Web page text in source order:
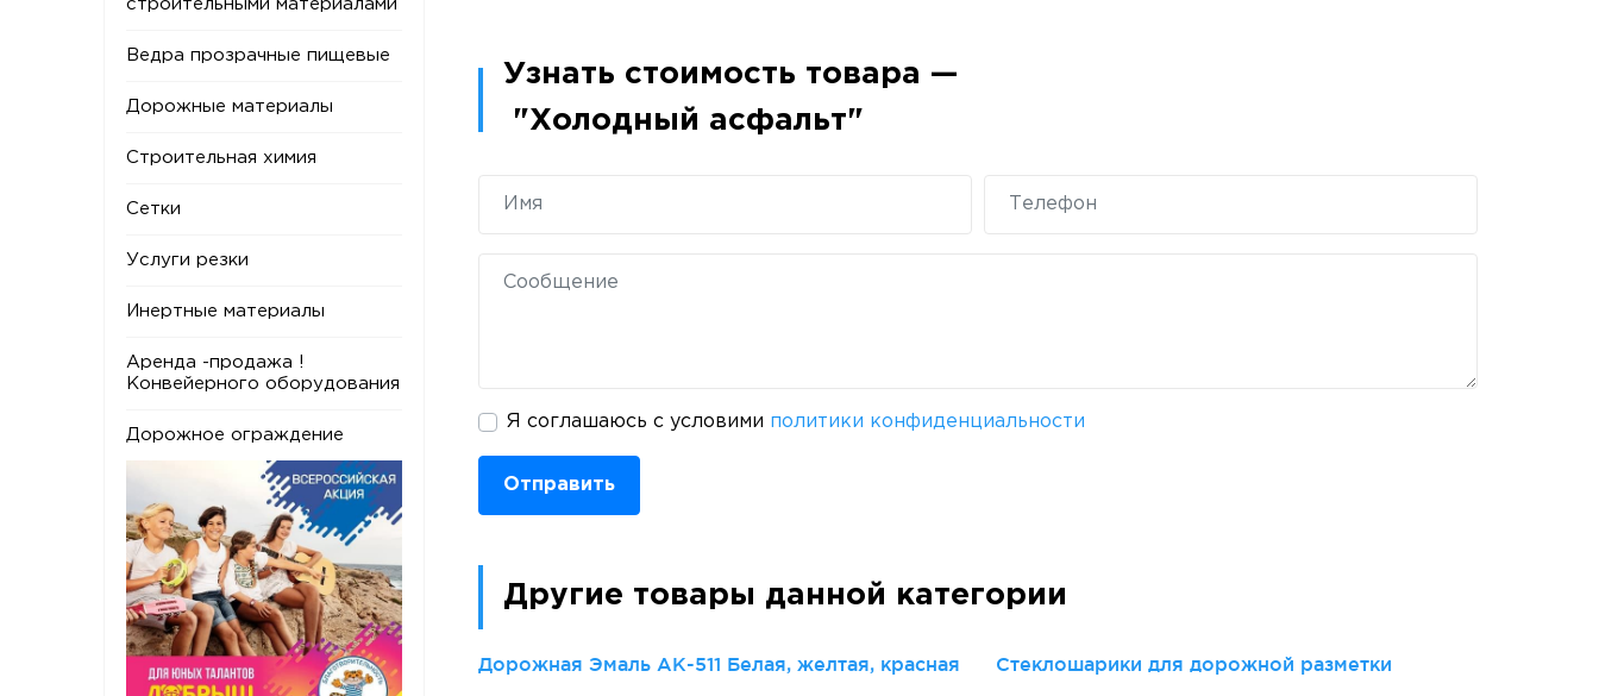
строительными материалами
Ведра прозрачные пищевые
Дорожные материалы
Строительная химия
Сетки
Услуги резки
Инертные материалы
Аренда -продажа !
Конвейерного оборудования
Дорожное ограждение
Узнать стоимость товара —
"Холодный асфальт"
Я соглашаюсь с условими политики конфиденциальности
Отправить
Другие товары данной категории
Дорожная Эмаль АК-511 Белая, желтая, красная Стеклошарики для дорожной разметки